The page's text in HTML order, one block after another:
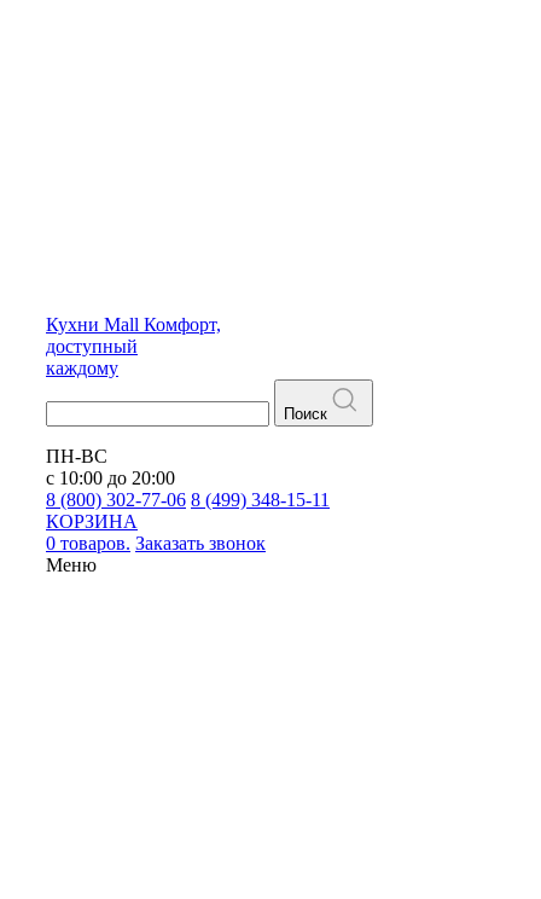
Кухни Mall Комфорт,
доступный
каждому
Поиск
ПН-ВС
с 10:00 до 20:00
8 (800) 302-77-06 8 (499) 348-15-11
КОРЗИНА
0 товаров. Заказать звонок
Меню